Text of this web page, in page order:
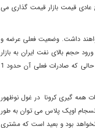
قیمت بازار قیمت گذاری می
داشت. وضعیت فعلی عرضه و
حجم بالای نفت ایران به بازار
جهانی در ماه های آتی ممکن نخواهد بود. با توجه به ظرفیت بالقوه صادرات نفت ایران در حدود 2 میلیون بشکه در روز در حالی که صادرات فعلی آن حدود 1
همه گیری کرونا در غول نوظهور
اوپک پلاس می توان به طور
نخواهد بود و بعید است که مشتری